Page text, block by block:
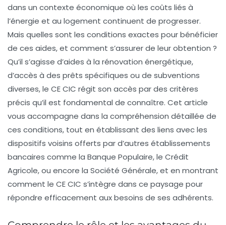
dans un contexte économique où les coûts liés à
l’énergie et au logement continuent de progresser.
Mais quelles sont les conditions exactes pour bénéficier
de ces aides, et comment s’assurer de leur obtention ?
Qu’il s’agisse d’aides à la rénovation énergétique,
d’accès à des prêts spécifiques ou de subventions
diverses, le CE CIC régit son accès par des critères
précis qu’il est fondamental de connaître. Cet article
vous accompagne dans la compréhension détaillée de
ces conditions, tout en établissant des liens avec les
dispositifs voisins offerts par d’autres établissements
bancaires comme la Banque Populaire, le Crédit
Agricole, ou encore la Société Générale, et en montrant
comment le CE CIC s’intègre dans ce paysage pour
répondre efficacement aux besoins de ses adhérents.